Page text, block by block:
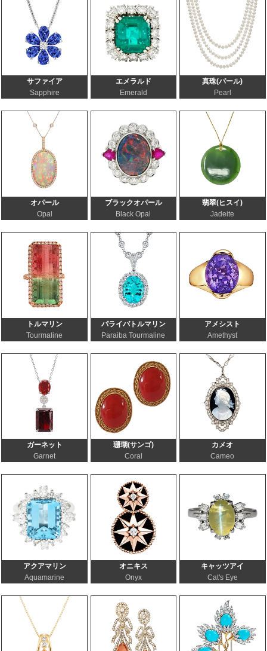
サファイア
Sapphire
エメラルド
Emerald
真珠(パール)
Pearl
オパール
Opal
ブラックオパール
Black Opal
翡翠(ヒスイ)
Jadeite
トルマリン
Tourmaline
パライバトルマリン
Paraiba Tourmaline
アメシスト
Amethyst
ガーネット
Garnet
珊瑚(サンゴ)
Coral
カメオ
Cameo
アクアマリン
Aquamarine
オニキス
Onyx
キャッツアイ
Cat's Eye